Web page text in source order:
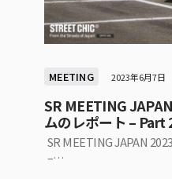
MEETING 2023年6月7日
SR MEETING
ムのレポート – Part
SR MEETING JAPAN
–…